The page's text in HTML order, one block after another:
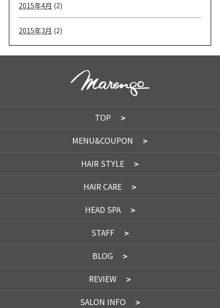
2015年4月 (2)
2015年3月 (2)
TOP
MENU&COUPON
HAIR STYLE
HAIR CARE
HEAD SPA
STAFF
BLOG
REVIEW
SALON INFO